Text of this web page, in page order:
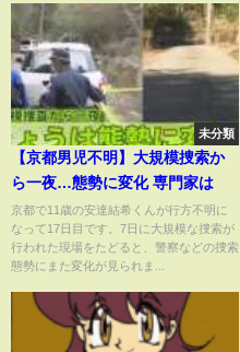
未分類
【京都男児不明】大規模捜索か
ら一夜…態勢に変化 専門家は
京都で11歳の安達結希くんが行方不明に
なって17日目です。7日に大規模な捜索が
行われた現場をたどると、警察などの捜索
態勢にまた変化が見られま...